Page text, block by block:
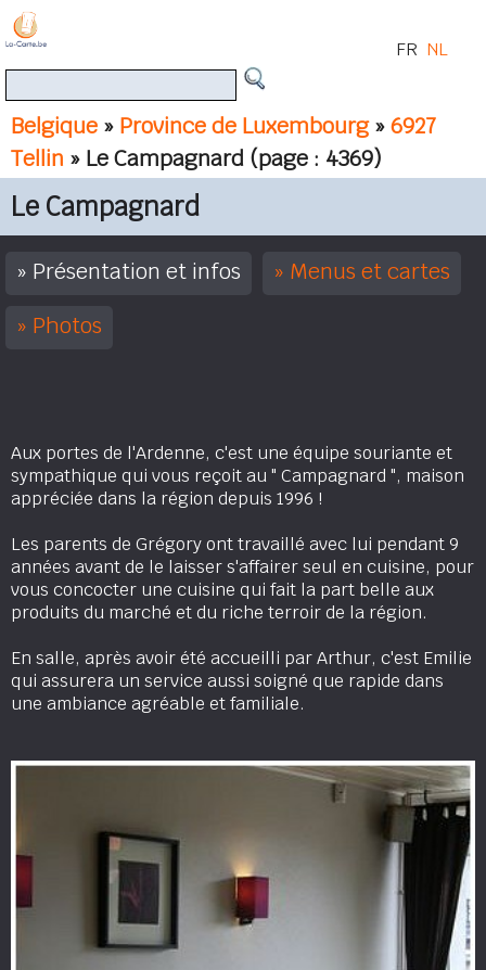
Belgique » Province de Luxembourg»6927
Tellin » Le Campagnard (page : 4369)
FR NL
Le Campagnard
Présentation et infos
Menus et cartes
Photos
Aux portes de l'Ardenne, c'est une équipe souriante et
sympathique qui vous reçoit au " Campagnard ", maison
appréciée dans la région depuis 1996 !
Les parents de Grégory ont travaillé avec lui pendant 9
années avant de le laisser s'affairer seul en cuisine, pour
vous concocter une cuisine qui fait la part belle aux
produits du marché et du riche terroir de la région.
En salle, après avoir été accueilli par Arthur, c'est Emilie
qui assurera un service aussi soigné que rapide dans
une ambiance agréable et familiale.